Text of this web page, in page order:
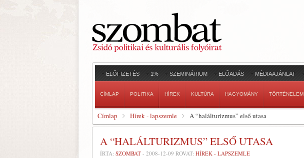
ELŐFIZETÉS 1% SZEMINÁRIUM ELŐADÁS MÉDIAAJÁNLAT
CÍMLAP POLITIKA HÍREK KULTÚRA HAGYOMÁNY TÖRTÉNELEM
Címlap Hírek - lapszemle A “halálturizmus” első utasa
A “HALÁLTURIZMUS” ELSŐ UTASA
ÍRTA: SZOMBAT - 2008-12-09 ROVAT: HÍREK - LAPSZEMLE